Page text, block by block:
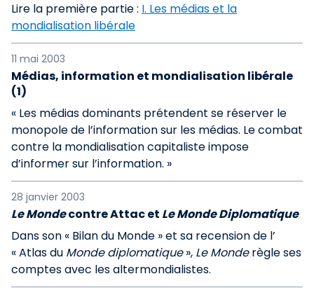
Lire la première partie : I. Les médias et la
mondialisation libérale
11 mai 2003
Médias, information et mondialisation libérale
(1)
« Les médias dominants prétendent se réserver le
monopole de l’information sur les médias. Le combat
contre la mondialisation capitaliste impose
d’informer sur l’information. »
28 janvier 2003
Le Mondecontre Attac et Le Monde Diplomatique
Dans son « Bilan du Monde » et sa recension de l’
« Atlas du Monde diplomatique», Le Monderègle ses
comptes avec les altermondialistes.